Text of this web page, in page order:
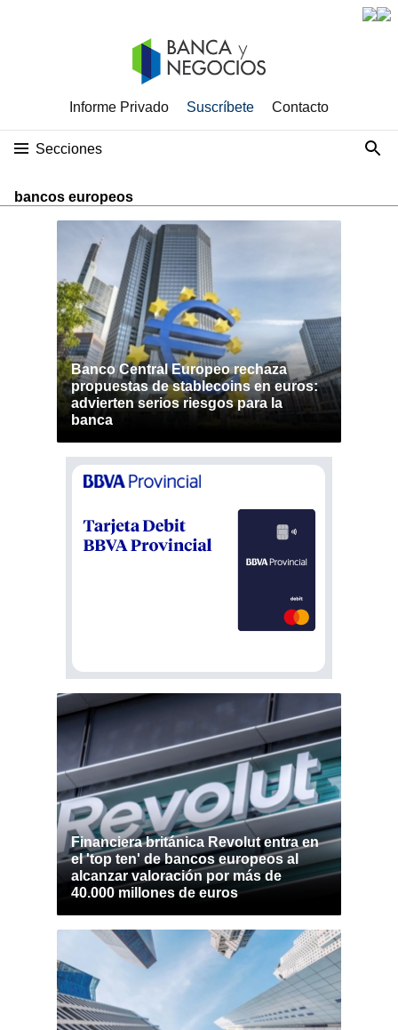
Informe Privado Suscríbete Contacto
Secciones
bancos europeos
Banco Central Europeo rechaza
propuestas de stablecoins en euros:
advierten serios riesgos para la
banca
Financiera británica Revolut entra en
el 'top ten' de bancos europeos al
alcanzar valoración por más de
40.000 millones de euros